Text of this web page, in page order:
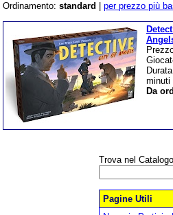
Ordinamento: standard per prezzo più
Durata
minuti
Da
Trova nel
Pagine Utili